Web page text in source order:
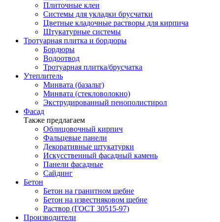
Плиточные клеи
Системы для укладки брусчатки
Цветные кладочные растворы для кирпича
Штукатурные системы
Тротуарная плитка и бордюры
Бордюры
Водоотвод
Тротуарная плитка/брусчатка
Утеплитель
Минвата (базальт)
Минвата (стекловолокно)
Экструдированный пенополистирол
Фасад
Также предлагаем
Облицовочный кирпич
Фальцевые панели
Декоративные штукатурки
Искусственный фасадный камень
Панели фасадные
Сайдинг
Бетон
Бетон на гранитном щебне
Бетон на известняковом щебне
Раствор (ГОСТ 30515-97)
Производители